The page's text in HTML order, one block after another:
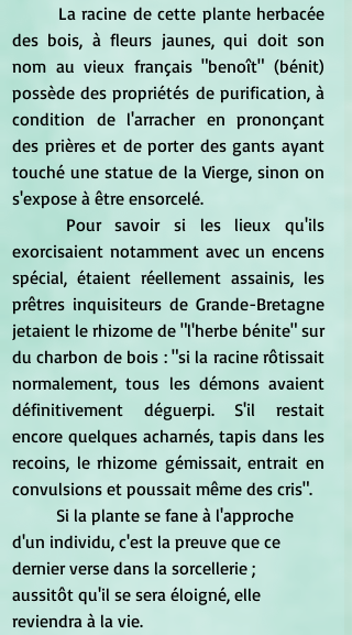
La racine de cette plante herbacée
des bois, à fleurs jaunes, qui doit son
nom au vieux français "benoît" (bénit)
possède des propriétés de purification, à
condition de l'arracher en prononçant
des prières et de porter des gants ayant
touché une statue de la Vierge, sinon on
s'expose à être ensorcelé.
Pour savoir si les lieux qu'ils
exorcisaient notamment avec un encens
spécial, étaient réellement assainis, les
prêtres inquisiteurs de Grande-Bretagne
jetaient le rhizome de "l'herbe bénite" sur
du charbon de bois : "si la racine rôtissait
normalement, tous les démons avaient
définitivement déguerpi. S'il restait
encore quelques acharnés, tapis dans les
recoins, le rhizome gémissait, entrait en
convulsions et poussait même des cris".
Si la plante se fane à l'approche
d'un individu, c'est la preuve que ce
dernier verse dans la sorcellerie ;
aussitôt qu'il se sera éloigné, elle
reviendra à la vie.